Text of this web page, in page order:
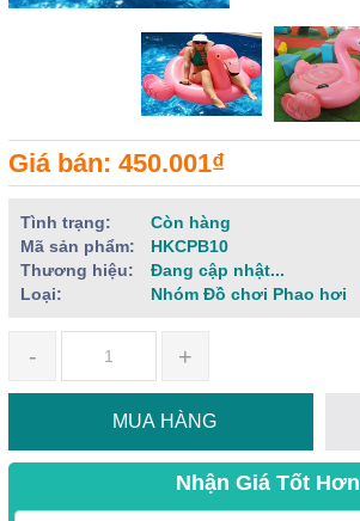
Giá bán: 450.001₫
Tình trạng:
Còn hàng
Mã sản phẩm:
HKCPB10
Thương hiệu:
Đang cập nhật...
Loại:
Nhóm Đồ chơi Phao hơi
- +
MUA HÀNG
Nhận Giá Tốt Hơn